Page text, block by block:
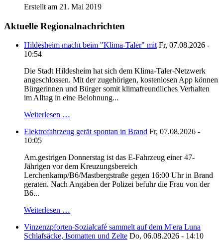
Erstellt am 21. Mai 2019
Aktuelle Regionalnachrichten
Hildesheim macht beim "Klima-Taler" mit Fr, 07.08.2026 -
10:54
Die Stadt Hildesheim hat sich dem Klima-Taler-Netzwerk
angeschlossen. Mit der zugehörigen, kostenlosen App können
Bürgerinnen und Bürger somit klimafreundliches Verhalten
im Alltag in eine Belohnung...
Weiterlesen …
Elektrofahrzeug gerät spontan in Brand Fr, 07.08.2026 -
10:05
Am.gestrigen Donnerstag ist das E-Fahrzeug einer 47-
Jährigen vor dem Kreuzungsbereich
Lerchenkamp/B6/Mastbergstraße gegen 16:00 Uhr in Brand
geraten. Nach Angaben der Polizei befuhr die Frau von der
B6...
Weiterlesen …
Vinzenzpforten-Sozialcafé sammelt auf dem M'era Luna
Schlafsäcke, Isomatten und Zelte Do, 06.08.2026 - 14:10